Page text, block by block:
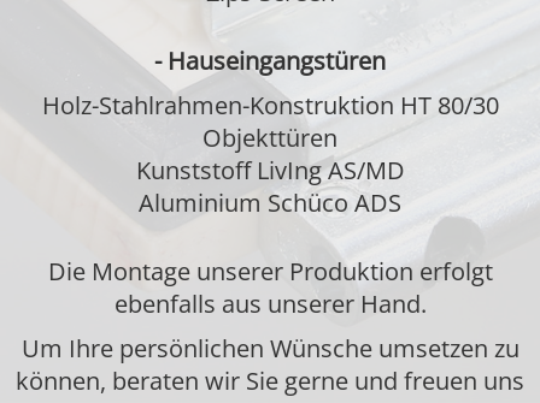
- Hauseingangstüren
Holz-Stahlrahmen-Konstruktion HT 80/30
Objekttüren
Kunststoff LivIng AS/MD
Aluminium Schüco ADS
Die Montage unserer Produktion erfolgt
ebenfalls aus unserer Hand.
Um Ihre persönlichen Wünsche umsetzen zu
können, beraten wir Sie gerne und freuen uns